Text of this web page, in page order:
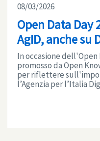
08/03/2026
Open Data
AgID, anche su
In occasione
promosso da Open
per riflettere
l’Agenzia per l’Italia